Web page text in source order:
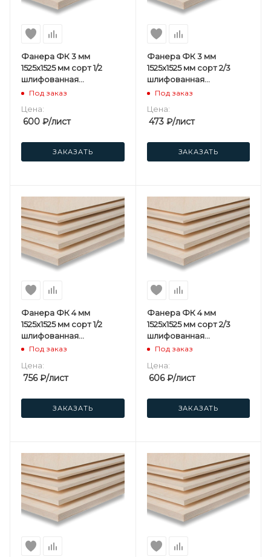
Фанера ФК 3 мм
1525х1525 мм сорт 1/2
шлифованная
березовая
Под заказ
Цена:
600 ₽/лист
ЗАКАЗАТЬ
Фанера ФК 3 мм
1525х1525 мм сорт 2/3
шлифованная
березовая
Под заказ
Цена:
473₽/лист
ЗАКАЗАТЬ
Фанера ФК 4 мм
1525х1525 мм сорт 1/2
шлифованная
березовая
Под заказ
Цена:
756₽/лист
ЗАКАЗАТЬ
Фанера ФК 4 мм
1525х1525 мм сорт 2/3
шлифованная
березовая
Под заказ
Цена:
606₽/лист
ЗАКАЗАТЬ